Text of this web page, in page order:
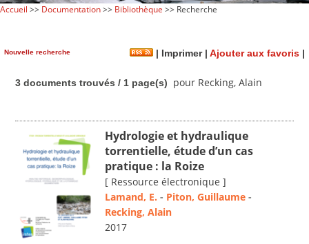
Accueil >> Documentation>> Bibliothèque >> Recherche
Nouvelle recherche | Imprimer| Ajouter aux favoris |
3 documents trouvés / 1 page(s) pour Recking, Alain
Hydrologie et hydraulique
torrentielle, étude d’un cas
pratique : la Roize
[ Ressource électronique ]
Lamand, E. - Piton, Guillaume -
Recking, Alain
2017